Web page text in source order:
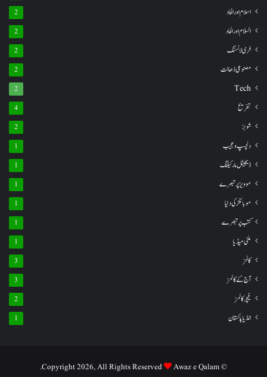
اسلام اور الحاد 2
السلام اور الحاد 2
فری لانسنگ 2
مصنوعی ذھانت 2
Tech
2
تفریح 4
شوبز 2
دلچسپ و عجیب 1
ڈیجیٹل مارکیٹنگ 1
موویز پر تبصرے 1
موبائلز کی دنیا 1
کتب پر تبصرے 1
ملٹی میڈیا 1
کالمز 3
آج کے کالمز 3
فیچر کالمز 2
انڈیا پاکستان 1
© Copyright 2026, All Rights Reserved
Awaz e Qalam.